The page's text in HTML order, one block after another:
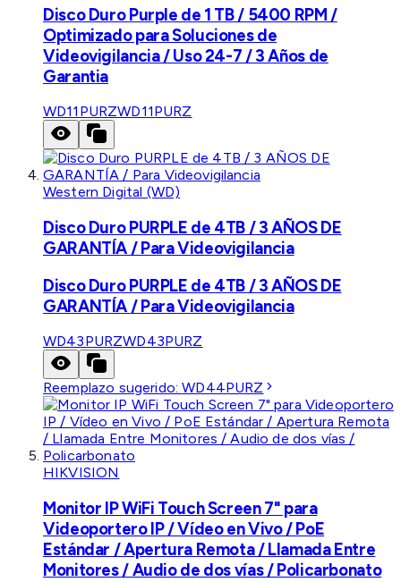
Disco Duro Purple de 1 TB / 5400 RPM /
Optimizado para Soluciones de
Videovigilancia / Uso 24-7 / 3 Años de
Garantia
WD11PURZWD11PURZ
Western Digital (WD)
Disco Duro PURPLE de 4TB / 3 AÑOS DE
GARANTÍA / Para Videovigilancia
Disco Duro PURPLE de 4TB / 3 AÑOS DE
GARANTÍA / Para Videovigilancia
WD43PURZWD43PURZ
Reemplazo sugerido:WD44PURZ
HIKVISION
Monitor IP WiFi Touch Screen 7" para
Videoportero IP / Vídeo en Vivo / PoE
Estándar / Apertura Remota / Llamada Entre
Monitores / Audio de dos vías / Policarbonato